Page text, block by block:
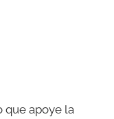
que apoye la